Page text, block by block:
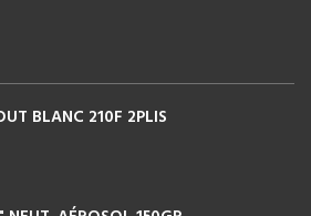
BLANC 210F 2PLIS